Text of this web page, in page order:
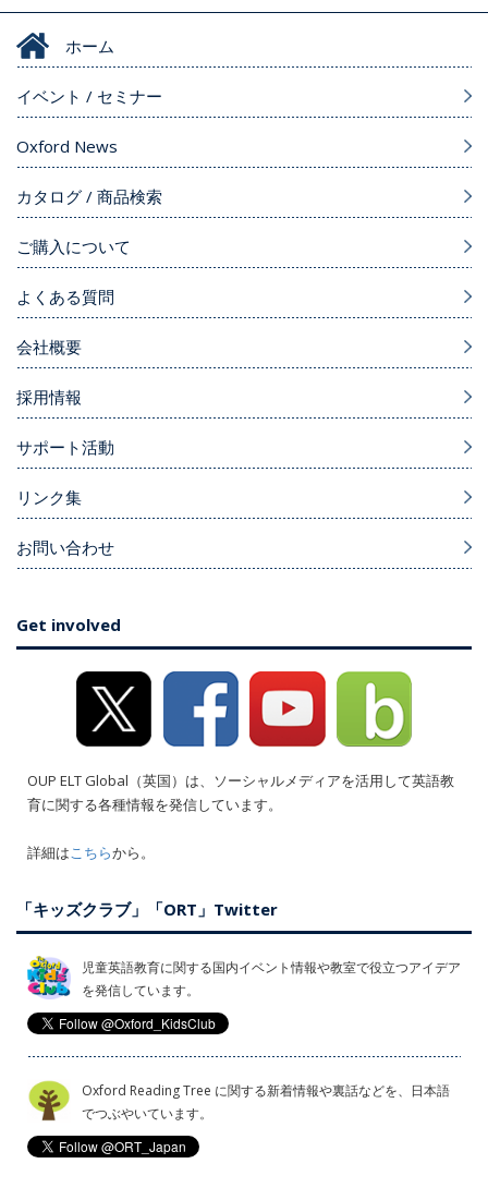
ホーム
イベント / セミナー
Oxford News
カタログ / 商品検索
ご購入について
よくある質問
会社概要
採用情報
サポート活動
リンク集
お問い合わせ
Get involved
OUP ELT Global（英国）は、ソーシャルメディアを活用して英語教
育に関する各種情報を発信しています。
詳細はこちらから。
「キッズクラブ」「ORT」Twitter
児童英語教育に関する国内イベント情報や教室で役立つアイデア
を発信しています。
Oxford Reading Tree に関する新着情報や裏話などを、日本語
でつぶやいています。